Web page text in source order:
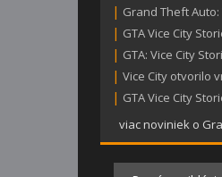
| Grand Theft Auto:
| GTA Vice City
| GTA: Vice City
| Vice City otvorilo
| GTA Vice City
viac noviniek o